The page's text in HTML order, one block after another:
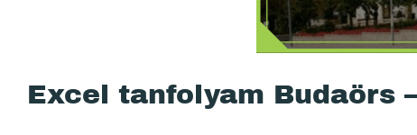
Excel tanfolyam Budaörs